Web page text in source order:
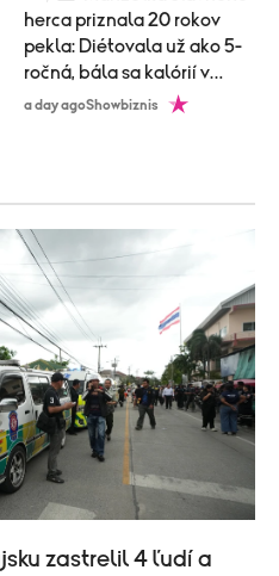
herca priznala 20 rokov
pekla: Diétovala už ako 5-
ročná, bála sa kalórií v
zubnej paste!
a day agoShowbiznis
zastrelil 4 ľudí a